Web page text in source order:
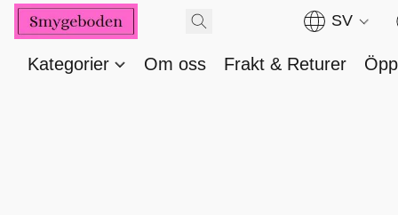
SV
Kategorier Om oss Frakt & Returer